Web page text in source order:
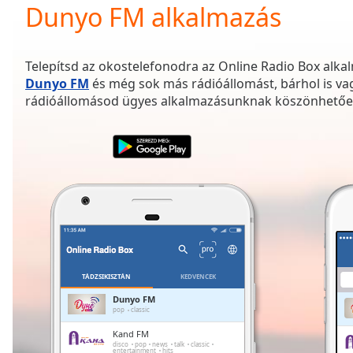
Current
Time0:00
Duration -:-
Loaded:
0.00%
Remaining
Dunyo FM alkalmazás
Telepítsd az okostelefonodra az Online Radio Box
Dunyo FM és még sok más rádióállomást, bárhol is
rádióállomásod ügyes alkalmazásunknak
TÁDZSIKISZTÁN KEDVENCEK
Dunyo FM
pop classic
Kand FM
disco pop news talk classic
entertainment hits